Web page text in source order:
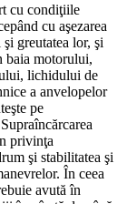
cu condiţiile
cu aşezarea
greutatea lor, şi
baia motorului,
lichidului de
a anvelopelor
pe
privinţa
şi stabilitatea şi
În ceea
avută în